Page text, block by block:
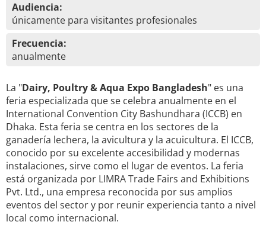
Audiencia:
únicamente para visitantes profesionales
Frecuencia:
anualmente
La "Dairy, Poultry & Aqua Expo Bangladesh" es una
feria especializada que se celebra anualmente en el
International Convention City Bashundhara (ICCB) en
Dhaka. Esta feria se centra en los sectores de la
ganadería lechera, la avicultura y la acuicultura. El ICCB,
conocido por su excelente accesibilidad y modernas
instalaciones, sirve como el lugar de eventos. La feria
está organizada por LIMRA Trade Fairs and Exhibitions
Pvt. Ltd., una empresa reconocida por sus amplios
eventos del sector y por reunir experiencia tanto a nivel
local como internacional.